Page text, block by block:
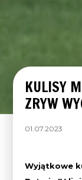
KULISY
ZRYW
01.07.2023
Wyjątkowe